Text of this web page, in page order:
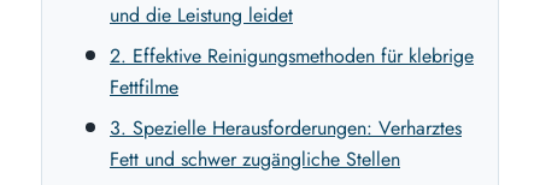
und die Leistung leidet
2. Effektive Reinigungsmethoden für klebrige
Fettfilme
3. Spezielle Herausforderungen: Verharztes
Fett und schwer zugängliche Stellen